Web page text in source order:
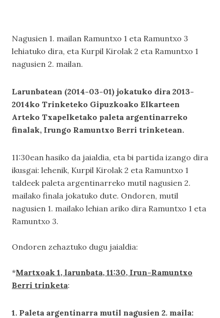
Nagusien 1. mailan Ramuntxo 1 eta Ramuntxo 3
lehiatuko dira, eta Kurpil Kirolak 2 eta Ramuntxo 1
nagusien 2. mailan.
Larunbatean (2014-03-01) jokatuko dira 2013-
2014ko Trinketeko Gipuzkoako Elkarteen
Arteko Txapelketako paleta argentinarreko
finalak, Irungo Ramuntxo Berri trinketean.
11:30ean hasiko da jaialdia, eta bi partida izango dira
ikusgai: lehenik, Kurpil Kirolak 2 eta Ramuntxo 1
taldeek paleta argentinarreko mutil nagusien 2.
mailako finala jokatuko dute. Ondoren, mutil
nagusien 1. mailako lehian ariko dira Ramuntxo 1 eta
Ramuntxo 3.
Ondoren zehaztuko dugu jaialdia:
*Martxoak 1, larunbata, 11:30, Irun-Ramuntxo
Berri trinketa:
1. Paleta argentinarra mutil nagusien 2. maila: